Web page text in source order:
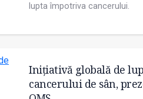
lupta împotriva cancerului.
Inițiativă globală de
cancerului de sân,